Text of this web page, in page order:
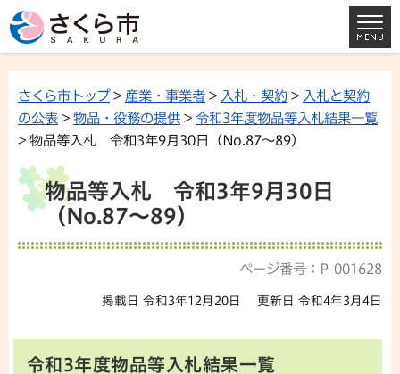
さくら市トップ> 産業・事業者 > 入札・契約 > 入札と契約
の公表 > 物品・役務の提供 > 令和3年度物品等入札結果一覧
> 物品等入札 令和3年9月30日（No.87～89）
物品等入札 令和3年9月30日
（No.87～89）
ページ番号：P-001628
掲載日 令和3年12月20日 更新日 令和4年3月4日
令和3年度物品等入札結果一覧